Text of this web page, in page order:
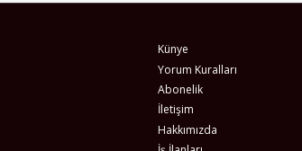
Yorum Kuralları
İletişim
Hakkımızda
İş İlanları
Erişilebilirlik